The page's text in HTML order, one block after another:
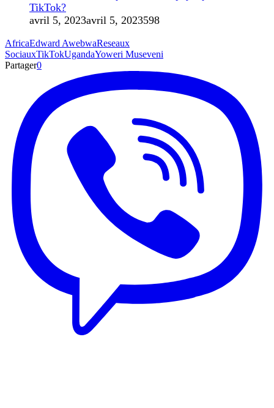
TikTok?
avril 5, 2023avril 5, 2023598
AfricaEdward AwebwaReseaux
SociauxTikTokUgandaYoweri Museveni
Partager0